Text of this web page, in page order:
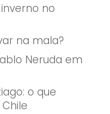
no
na mala?
Neruda em
o que